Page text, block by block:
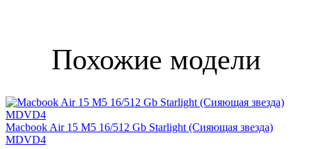
Похожие модели
Macbook Air 15 M5 16/512 Gb Starlight (Сияющая звезда)
MDVD4